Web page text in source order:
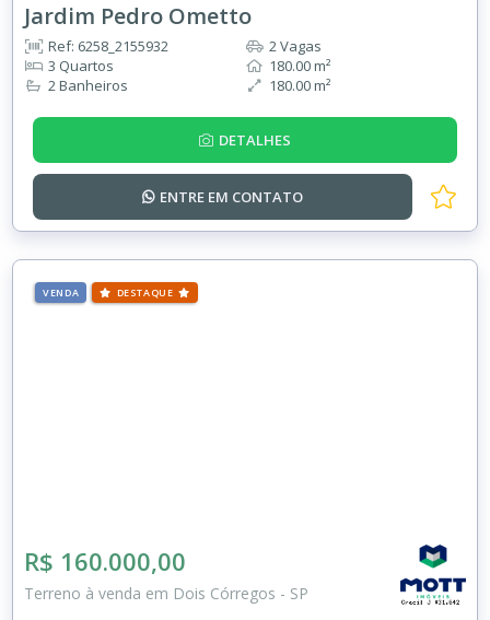
Jardim Pedro Ometto
Ref: 6258_2155932
3 Quartos
2 Banheiros
2 Vagas
180.00 m²
180.00 m²
DETALHES
ENTRE EM CONTATO
VENDA DESTAQUE
R$ 160.000,00
Terreno à venda em Dois Córregos - SP